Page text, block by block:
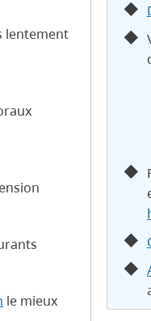
lentement
le mieux